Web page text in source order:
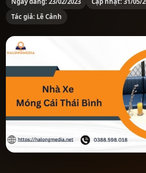
Tác giả: Lê Cảnh